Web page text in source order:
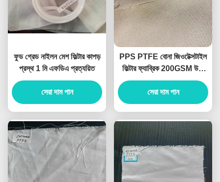
ফুড গ্রেড নাইলন মেশ ফিল্টার কাপড়
প্রস্থ 1 মি এফডিএ প্রত্যয়িত
সেরা দাম পান
PPS PTFE বোনা জিওটেক্সটাইল
ফিল্টার ফ্যাব্রিক 200GSM উচ্চ
তাপমাত্রা
সেরা দাম পান